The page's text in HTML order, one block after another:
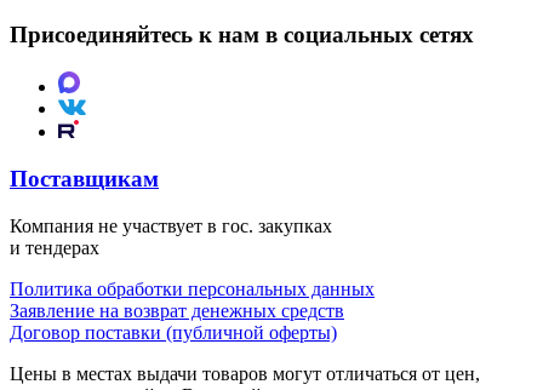
Присоединяйтесь к нам в социальных сетях
Поставщикам
Компания не участвует в гос. закупках
и тендерах
Политика обработки персональных данных
Заявление на возврат денежных средств
Договор поставки (публичной оферты)
Цены в местах выдачи товаров могут отличаться от цен,